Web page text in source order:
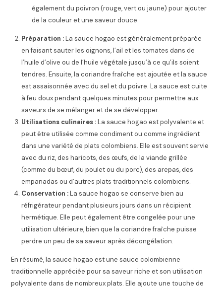
également du poivron (rouge, vert ou jaune) pour ajouter
de la couleur et une saveur douce.
Préparation :La sauce hogao est généralement préparée
en faisant sauter les oignons, l’ail et les tomates dans de
l’huile d’olive ou de l’huile végétale jusqu’à ce qu’ils soient
tendres. Ensuite, la coriandre fraîche est ajoutée et la sauce
est assaisonnée avec du sel et du poivre. La sauce est cuite
à feu doux pendant quelques minutes pour permettre aux
saveurs de se mélanger et de se développer.
Utilisations culinaires :La sauce hogao est polyvalente et
peut être utilisée comme condiment ou comme ingrédient
dans une variété de plats colombiens. Elle est souvent servie
avec du riz, des haricots, des œufs, de la viande grillée
(comme du bœuf, du poulet ou du porc), des arepas, des
empanadas ou d’autres plats traditionnels colombiens.
Conservation :La sauce hogao se conserve bien au
réfrigérateur pendant plusieurs jours dans un récipient
hermétique. Elle peut également être congelée pour une
utilisation ultérieure, bien que la coriandre fraîche puisse
perdre un peu de sa saveur après décongélation.
En résumé, la sauce hogao est une sauce colombienne
traditionnelle appréciée pour sa saveur riche et son utilisation
polyvalente dans de nombreux plats. Elle ajoute une touche de